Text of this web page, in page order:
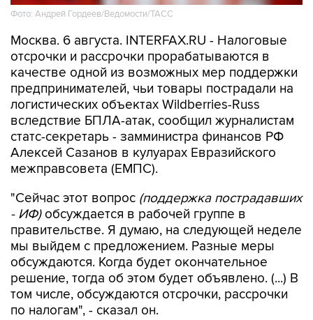
Фото: Андрей Гордеев/Ведомости/ТАСС
Москва. 6 августа. INTERFAX.RU - Налоговые
отсрочки и рассрочки прорабатываются в
качестве одной из возможных мер поддержки
предпринимателей, чьи товары пострадали на
логистических объектах Wildberries-Russ
вследствие БПЛА-атак, сообщил журналистам
статс-секретарь - замминистра финансов РФ
Алексей Сазанов в кулуарах Евразийского
межправсовета (ЕМПС).
"Сейчас этот вопрос (поддержка пострадавших
- ИФ)обсуждается в рабочей группе в
правительстве. Я думаю, на следующей неделе
мы выйдем с предложением. Разные меры
обсуждаются. Когда будет окончательное
решение, тогда об этом будет объявлено. (...) В
том числе, обсуждаются отсрочки, рассрочки
по налогам", - сказал он.